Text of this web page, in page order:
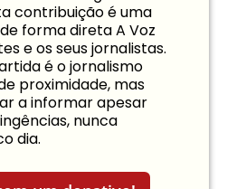
contribuição é uma
forma direta A Voz
e os seus jornalistas.
é o jornalismo
proximidade, mas
a informar apesar
nunca
dia.